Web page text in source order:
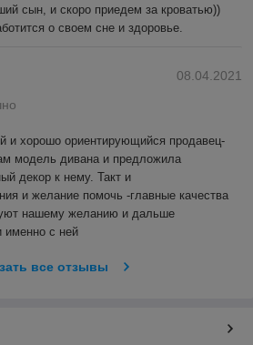
сын, и скоро приедем за кроватью))
о своем сне и здоровье.
08.04.2021
и хорошо ориентирующийся продавец-
модель дивана и предложила
декор к нему. Такт и
и желание помочь -главные качества
нашему желанию и дальше
именно с ней
все отзывы